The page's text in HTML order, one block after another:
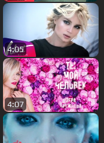
4:05
4:07